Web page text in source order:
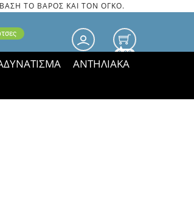
ΤΟ ΒΑΡΟΣ ΚΑΙ ΤΟΝ ΟΓΚΟ.
0.00
ΑΝΤΗΛΙΑΚΑ